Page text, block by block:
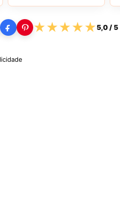
★★★★★5,0/ 5